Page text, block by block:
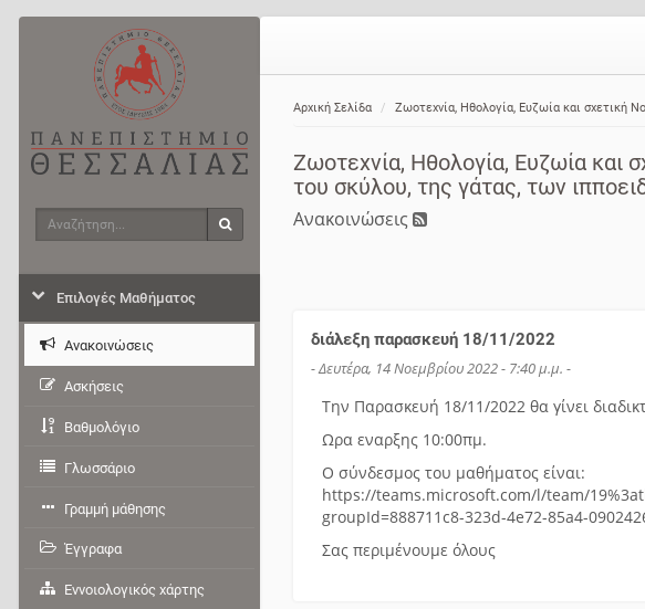
Αρχική Σελίδα Ζωοτεχνία, Ηθολογία, Ευζωία και σχετική
Ζωοτεχνία, Ηθολογία, Ευζωία και
του σκύλου, της γάτας, των
Ανακοινώσεις
διάλεξη παρασκευή 18/11/2022
- Δευτέρα, 14 Νοεμβρίου 2022 - 7:40 μ.μ. -
Την Παρασκευή 18/11/2022 θα γίνει
Ωρα εναρξης 10:00πμ.
Ο σύνδεσμος του μαθήματος είναι:
https://teams.microsoft.com/l/team/
groupId=888711c8-323d-4e72-85a4-
Σας περιμένουμε όλους
Αναζήτηση Αναζήτηση
Επιλογές Μαθήματος
Ανακοινώσεις
Ασκήσεις
Βαθμολόγιο
Γλωσσάριο
Γραμμή μάθησης
Έγγραφα
Εννοιολογικός χάρτης